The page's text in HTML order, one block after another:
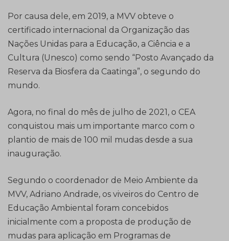
Por causa dele, em 2019, a MVV obteve o
certificado internacional da Organização das
Nações Unidas para a Educação, a Ciência e a
Cultura (Unesco) como sendo “Posto Avançado da
Reserva da Biosfera da Caatinga”, o segundo do
mundo.
Agora, no final do mês de julho de 2021, o CEA
conquistou mais um importante marco com o
plantio de mais de 100 mil mudas desde a sua
inauguração.
Segundo o coordenador de Meio Ambiente da
MVV, Adriano Andrade, os viveiros do Centro de
Educação Ambiental foram concebidos
inicialmente com a proposta de produção de
mudas para aplicação em Programas de